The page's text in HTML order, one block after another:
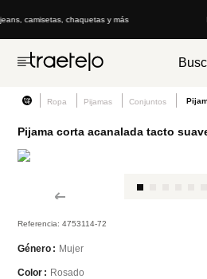
Lo que está de moda en Venezuela: marcas,
Ropa Pijamas Conjuntos
Pijama corta acanalada tacto
Referencia:4753114-72
Género
Mujer
Color
Rosado